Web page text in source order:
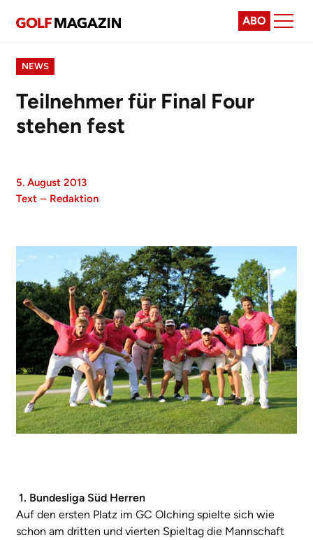
ABO
NEWS
Teilnehmer für Final Four
stehen fest
5. August 2013
Text – Redaktion
1. Bundesliga Süd Herren
Auf den ersten Platz im GC Olching spielte sich wie
schon am dritten und vierten Spieltag die Mannschaft